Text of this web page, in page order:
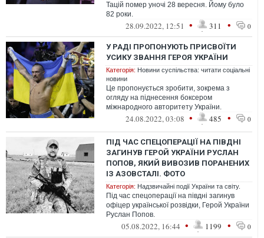
Тацій помер уночі 28 вересня. Йому було
82 роки.
28.09.2022, 12:51 • 311 • 0
У РАДІ ПРОПОНУЮТЬ ПРИСВОЇТИ
УСИКУ ЗВАННЯ ГЕРОЯ УКРАЇНИ
Категорія: Новини суспільства: читати соціальні
новини
Це пропонується зробити, зокрема з
огляду на піднесення боксером
міжнародного авторитету України.
24.08.2022, 03:08 • 485 • 0
ПІД ЧАС СПЕЦОПЕРАЦІЇ НА ПІВДНІ
ЗАГИНУВ ГЕРОЙ УКРАЇНИ РУСЛАН
ПОПОВ, ЯКИЙ ВИВОЗИВ ПОРАНЕНИХ
ІЗ АЗОВСТАЛІ. ФОТО
Категорія: Надзвичайні події України та світу.
Під час спецоперації на півдні загинув
офіцер української розвідки, Герой України
Руслан Попов.
05.08.2022, 16:44 • 1199 • 0